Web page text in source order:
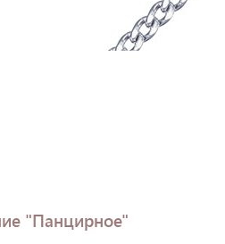
"Панцирное"